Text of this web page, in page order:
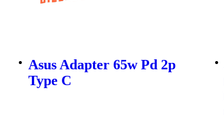
Asus Adapter 65w Pd 2p
Type C